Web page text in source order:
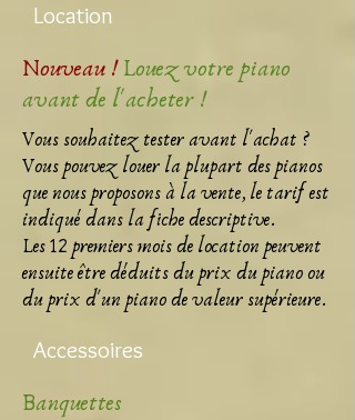
Location
Nouveau !Louez votre piano
avant de l'acheter !
Vous souhaitez tester avant l'achat ?
Vous pouvez louer la plupart des pianos
que nous proposons à la vente, le tarif est
indiqué dans la fiche descriptive.
Les 12 premiers mois de location peuvent
ensuite être déduits du prix du piano ou
du prix d'un piano de valeur supérieure.
Accessoires
Banquettes